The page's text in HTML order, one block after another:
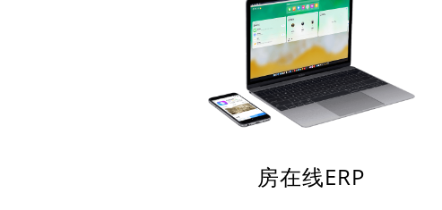
房在线ERP